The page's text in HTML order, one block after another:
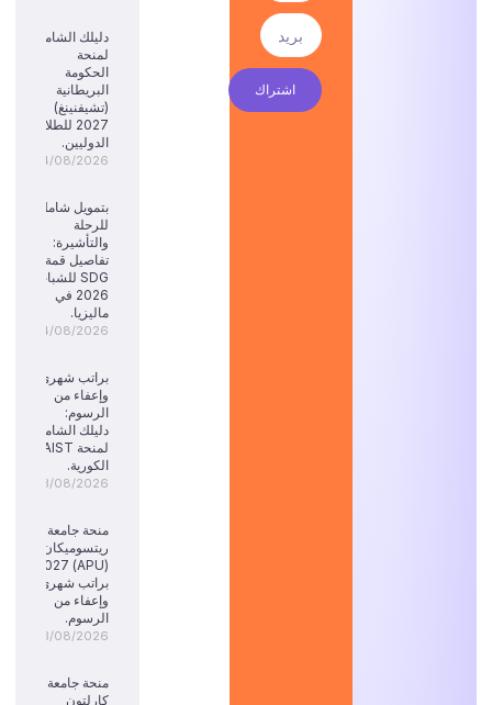
اشتراك
دليلك الشامل
لمنحة
الحكومة
البريطانية
(تشيفنينغ)
2027 للطلاب
الدوليين.
04/08/2026
بتمويل شامل
للرحلة
والتأشيرة:
تفاصيل قمة
SDG للشباب
2026 في
ماليزيا.
04/08/2026
براتب شهري
وإعفاء من
الرسوم:
دليلك الشامل
لمنحة KAIST
الكورية.
03/08/2026
منحة جامعة
ريتسوميكان
براتب شهري
وإعفاء من
الرسوم.
03/08/2026
منحة جامعة
كارلتون